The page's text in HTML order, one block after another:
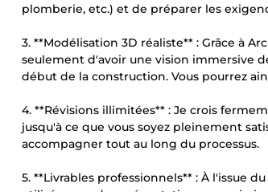
plomberie, etc.) et de préparer les
3. **Modélisation 3D réaliste** : Grâce à
seulement d'avoir une vision immersive
début de la construction. Vous pourrez
4. **Révisions illimitées** : Je crois
jusqu'à ce que vous soyez pleinement
accompagner tout au long du processus.
5. **Livrables professionnels** : À l'issue